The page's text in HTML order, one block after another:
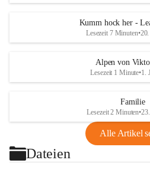
Kumm hock her -
Lesezeit 7 Minuten•
Alpen von
Lesezeit 1 Minute•1.
Familie
Lesezeit 2 Minuten•
Alle Artikel
Dateien